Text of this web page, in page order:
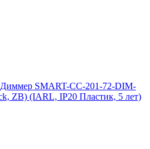
SMART-CC-201-72-DIM-
ZB) (IARL, IP20 Пластик, 5 лет)